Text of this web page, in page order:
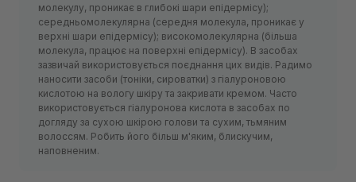
молекулу, проникає в глибокі шари епідермісу);
середньомолекулярна (середня молекула, проникає у
верхні шари епідермісу); високомолекулярна (більша
молекула, працює на поверхні епідермісу). В засобах
зазвичай використовується поєднання цих видів. Радимо
наносити засоби (тоніки, сироватки) з гіалуроновою
кислотою на вологу шкіру та закривати кремом. Часто
використовується гіалуронова кислота в засобах по
догляду за сухою шкірою голови та сухим, тьмяним
волоссям. Робить його більш м'яким, блискучим,
наповненим.